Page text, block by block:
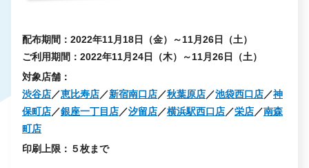
配布期間：2022年11月18日（金）～11月26日（土）
ご利用期間：2022年11月24日（木）～11月26日（土）
対象店舗：
渋谷店／恵比寿店／新宿南口店／秋葉原店／池袋西口店／神
保町店／銀座一丁目店／汐留店／横浜駅西口店／栄店／南森
町店
印刷上限：５枚まで